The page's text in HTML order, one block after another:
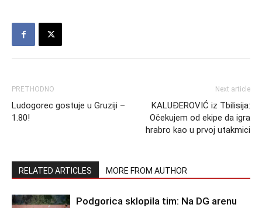
PRETHODNO
Ludogorec gostuje u Gruziji –
1.80!
Next article
KALUĐEROVIĆ iz Tbilisija:
Očekujem od ekipe da igra
hrabro kao u prvoj utakmici
RELATED ARTICLES MORE FROM AUTHOR
Podgorica sklopila tim: Na DG arenu